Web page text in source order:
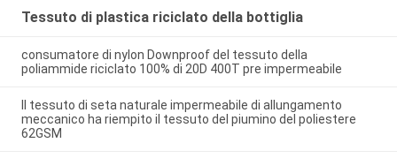
Tessuto di plastica riciclato della bottiglia
consumatore di nylon Downproof del tessuto della
poliammide riciclato 100% di 20D 400T pre impermeabile
Il tessuto di seta naturale impermeabile di allungamento
meccanico ha riempito il tessuto del piumino del poliestere
62GSM